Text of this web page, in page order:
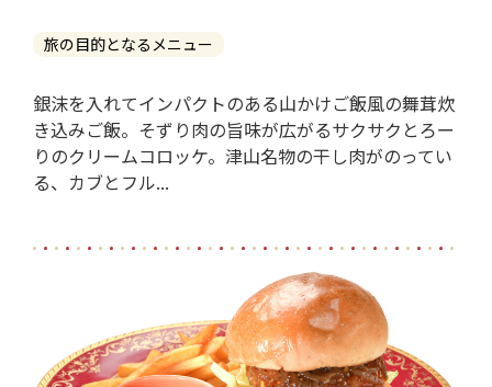
旅の目的となるメニュー
銀沫を入れてインパクトのある山かけご飯風の舞茸炊
き込みご飯。そずり肉の旨味が広がるサクサクとろー
りのクリームコロッケ。津山名物の干し肉がのってい
る、カブとフル...